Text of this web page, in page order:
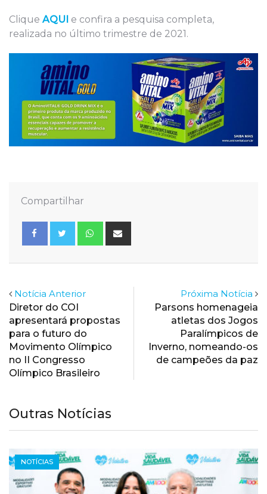
Clique AQUI e confira a pesquisa completa,
realizada no último trimestre de 2021.
Compartilhar
Whatsapp
Notícia Anterior
Diretor do COI
apresentará propostas
para o futuro do
Movimento Olímpico
no II Congresso
Olímpico Brasileiro
Próxima Notícia
Parsons homenageia
atletas dos Jogos
Paralímpicos de
Inverno, nomeando-os
de campeões da paz
Outras Notícias
NOTÍCIAS